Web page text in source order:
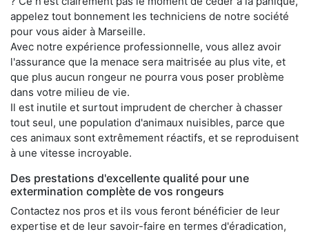
appelez tout bonnement les techniciens de notre société
pour vous aider à Marseille.
Avec notre expérience professionnelle, vous allez avoir
l'assurance que la menace sera maitrisée au plus vite, et
que plus aucun rongeur ne pourra vous poser problème
dans votre milieu de vie.
Il est inutile et surtout imprudent de chercher à chasser
tout seul, une population d'animaux nuisibles, parce que
ces animaux sont extrêmement réactifs, et se reproduisent
à une vitesse incroyable.
Des prestations d'excellente qualité pour une
extermination complète de vos rongeurs
Contactez nos pros et ils vous feront bénéficier de leur
expertise et de leur savoir-faire en termes d'éradication,